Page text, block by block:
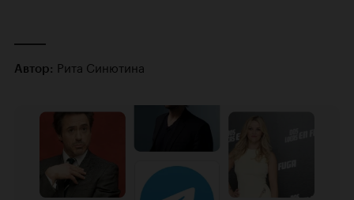
Автор: Рита Синютина